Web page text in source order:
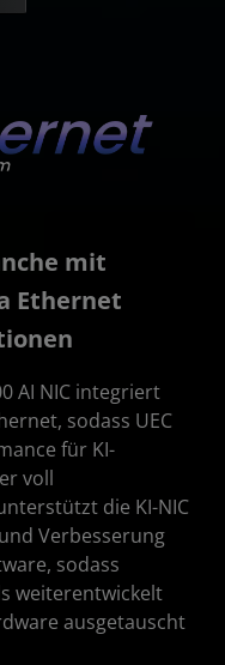
mit
Ethernet
AI NIC integriert
sodass UEC
für KI-
voll
die KI-NIC
Verbesserung
sodass
weiterentwickelt
ausgetauscht